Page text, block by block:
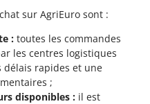
sur AgriEuro sont :
: toutes les commandes
les centres logistiques
délais rapides et une
;
disponibles : il est